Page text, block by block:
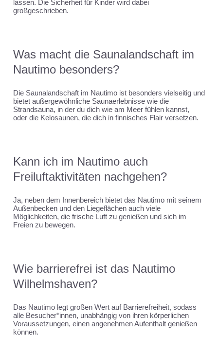
lassen. Die Sicherheit für Kinder wird dabei
großgeschrieben.
Was macht die Saunalandschaft im
Nautimo besonders?
Die Saunalandschaft im Nautimo ist besonders vielseitig und
bietet außergewöhnliche Saunaerlebnisse wie die
Strandsauna, in der du dich wie am Meer fühlen kannst,
oder die Kelosaunen, die dich in finnisches Flair versetzen.
Kann ich im Nautimo auch
Freiluftaktivitäten nachgehen?
Ja, neben dem Innenbereich bietet das Nautimo mit seinem
Außenbecken und den Liegeflächen auch viele
Möglichkeiten, die frische Luft zu genießen und sich im
Freien zu bewegen.
Wie barrierefrei ist das Nautimo
Wilhelmshaven?
Das Nautimo legt großen Wert auf Barrierefreiheit, sodass
alle Besucher*innen, unabhängig von ihren körperlichen
Voraussetzungen, einen angenehmen Aufenthalt genießen
können.